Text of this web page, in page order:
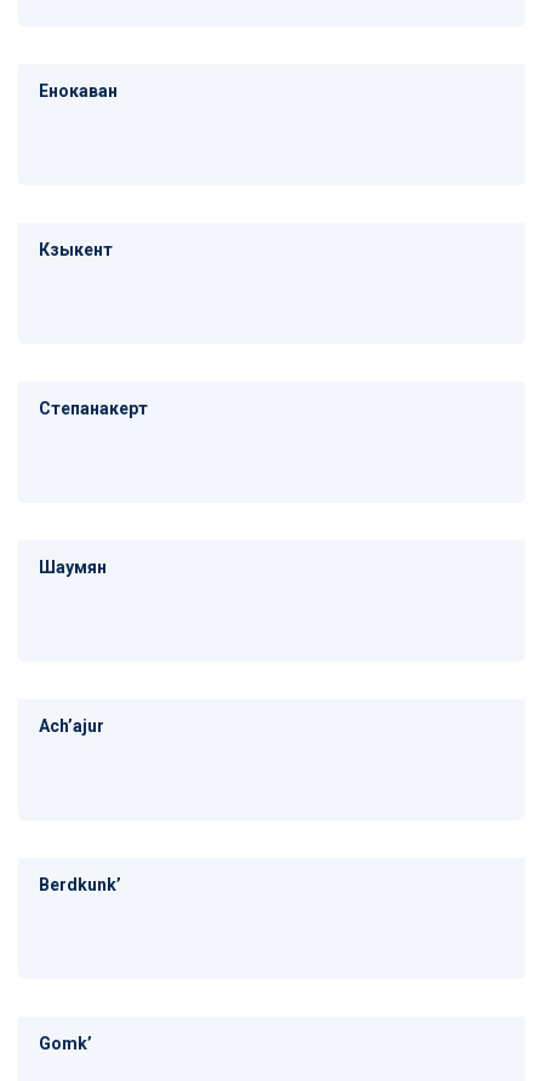
Енокаван
Кзыкент
Степанакерт
Шаумян
Achʼajur
Berdkunkʼ
Gomkʼ